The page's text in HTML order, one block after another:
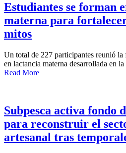
Estudiantes se forman
materna para
mitos
Un total de 227 participantes reunió
en lactancia materna desarrollada en
Read More
Subpesca activa fondo
para reconstruir el
artesanal tras